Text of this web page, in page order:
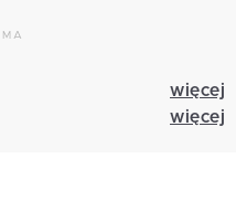
więcej
więcej